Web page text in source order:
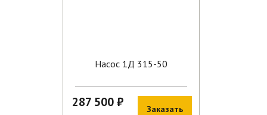
Насос 1Д 315-50
287 500 ₽ Заказать